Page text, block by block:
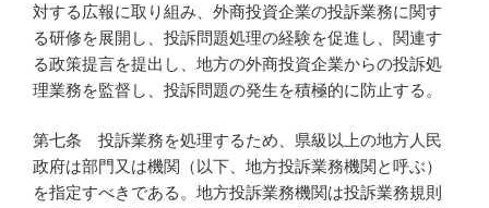
対する広報に取り組み、外商投資企業の投訴業務に関す
る研修を展開し、投訴問題処理の経験を促進し、関連す
る政策提言を提出し、地方の外商投資企業からの投訴処
理業務を監督し、投訴問題の発生を積極的に防止する。
第七条 投訴業務を処理するため、県級以上の地方人民
政府は部門又は機関（以下、地方投訴業務機関と呼ぶ）
を指定すべきである。地方投訴業務機関は投訴業務規則